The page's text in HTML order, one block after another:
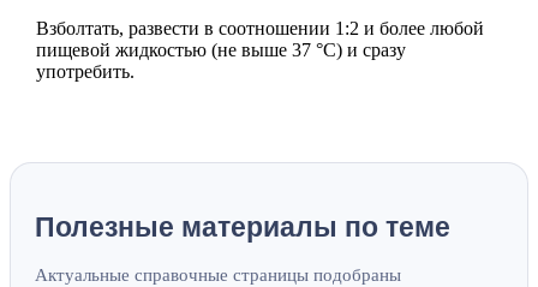
Взболтать, развести в соотношении 1:2 и более любой
пищевой жидкостью (не выше 37 °С) и сразу
употребить.
Полезные материалы по теме
Актуальные справочные страницы подобраны